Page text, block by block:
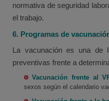
normativa de seguridad
el trabajo.
6. Programas de
La vacunación es una de
preventivas frente a
Vacunación frente al
sexos según el calendario